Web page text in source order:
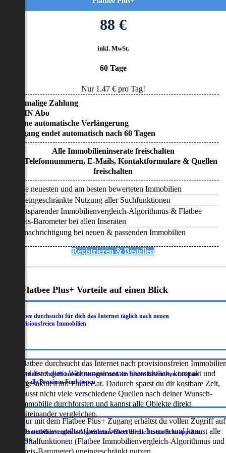
88 €
inkl. MwSt.
60 Tage
Nur 1.47€ pro Tag!
• Einmalige Zahlung
• KEIN Abo
• Keine automatische Verlängerung
• Zugang endet automatisch nach 60 Tagen
Alle Immobilieninserate freischalten
Alle Telefonnummern, E-Mails, Kontaktformulare & Quellen
freischalten
Alle neuesten und am besten bewerteten Immobilien
Uneingeschränkte Nutzung aller Suchfunktionen
Zeitsparender Immobilienvergleich-Algorithmus & Flatbee
Preis-Barometer bei allen Inseraten
Benachrichtigung bei neuen & passenden Immobilien
Registrieren & Bestellen
Flatbee Plus+ Vorteile auf einen Blick
Flatbee durchsucht für dich das Internet täglich nach neuen
provisionsfreien Immobilien
Flatbee durchsucht das Internet nach provisionsfreien
und listet diese Wohnungsinserate übersichtlich, kompakt und
tagesaktuell auf Flatbee.at. Dadurch sparst du dir kostbare Zeit,
musst nicht viele verschiedene Quellen nach deiner Wunsch-
Immobilie durchforsten und kannst alle Objekte direkt
miteinander vergleichen.
Du erhältst Zugriff auf die neuesten und am besten bewerteten Inserate
sowie alle Premium-Funktionen
Nur mit dem Flatbee Plus+ Zugang erhältst du vollen Zugriff auf
die neuesten und am besten bewerteten Inserate und kannst alle
Portalfunktionen (Flatbee Immobilienvergleich-Algorithmus und
Der Immobilienvergleich-Algorithmus filtert dir die besten Schnäppchen
heraus